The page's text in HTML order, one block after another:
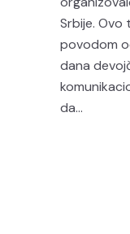
Srbije. Ovo
povodom
dana
da...